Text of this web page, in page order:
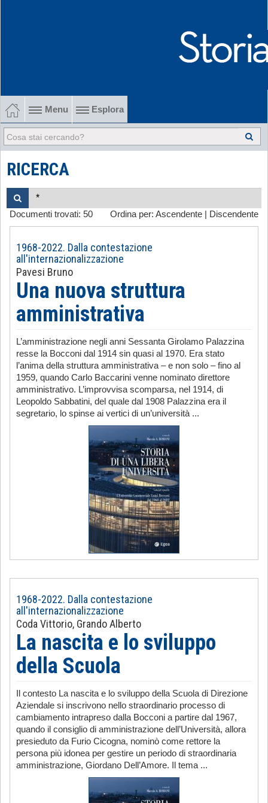
Menu Esplora
1902-1915 Gli esordi
1915-1945 Tra le due guerre
1945-1968 Dalla liberazione al '68
1968-2022 Dalla contestazione all'internazionalizzazione
-
RICERCA
Ordina per: Ascendente Discendente
Documenti trovati: 50
1968-2022. Dalla contestazione
all'internazionalizzazione
Pavesi Bruno
Una nuova struttura
amministrativa
L’amministrazione negli anni Sessanta Girolamo Palazzina
resse la Bocconi dal 1914 sin quasi al 1970. Era stato
l’anima della struttura amministrativa – e non solo – fino al
1959, quando Carlo Baccarini venne nominato direttore
amministrativo. L’improvvisa scomparsa, nel 1914, di
Leopoldo Sabbatini, del quale dal 1908 Palazzina era il
segretario, lo spinse ai vertici di un’università ...
1968-2022. Dalla contestazione
all'internazionalizzazione
Coda Vittorio, Grando Alberto
La nascita e lo sviluppo
della Scuola
Il contesto La nascita e lo sviluppo della Scuola di Direzione
Aziendale si inscrivono nello straordinario processo di
cambiamento intrapreso dalla Bocconi a partire dal 1967,
quando il consiglio di amministrazione dell’Università, allora
presieduto da Furio Cicogna, nominò come rettore la
persona più idonea per gestire un periodo di straordinaria
amministrazione, Giordano Dell’Amore. Il tema ...